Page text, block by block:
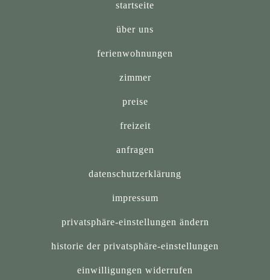
startseite
über uns
ferienwohnungen
zimmer
preise
freizeit
anfragen
datenschutzerklärung
impressum
privatsphäre-einstellungen ändern
historie der privatsphäre-einstellungen
einwilligungen widerrufen